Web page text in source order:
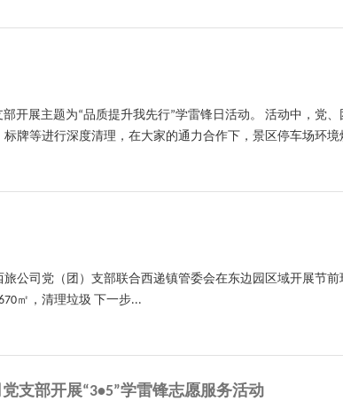
开展主题为“品质提升我先行”学雷锋日活动。 活动中，党、
牌等进行深度清理，在大家的通力合作下，景区停车场环
公司党（团）支部联合西递镇管委会在东边园区域开展节
㎡，清理垃圾 下一步...
支部开展“3•5”学雷锋志愿服务活动